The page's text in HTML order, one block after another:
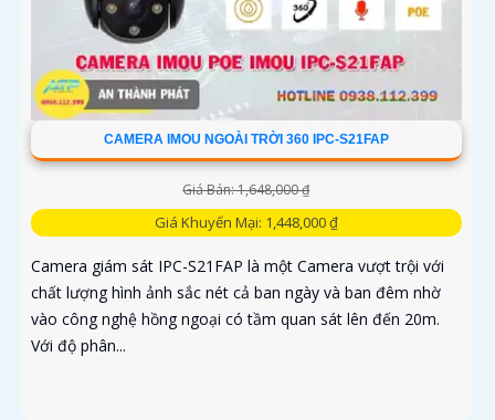
CAMERA IMOU NGOÀI TRỜI 360 IPC-S21FAP
Giá Bán: 1,648,000 ₫
Giá Khuyến Mại: 1,448,000 ₫
Camera giám sát IPC-S21FAP là một Camera vượt trội với
chất lượng hình ảnh sắc nét cả ban ngày và ban đêm nhờ
vào công nghệ hồng ngoại có tầm quan sát lên đến 20m.
Với độ phân...